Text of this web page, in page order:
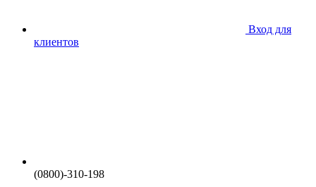
Вход для
клиентов
(0800)-310-198